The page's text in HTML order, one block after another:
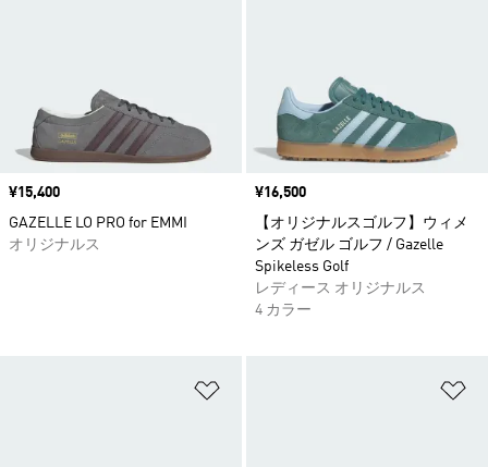
価格
¥15,400
GAZELLE LO PRO for EMMI
オリジナルス
価格
¥16,500
【オリジナルスゴルフ】ウィメ
ンズ ガゼル ゴルフ / Gazelle
Spikeless Golf
レディース オリジナルス
4 カラー